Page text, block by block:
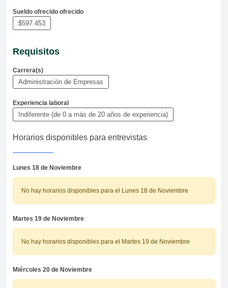
Sueldo ofrecido ofrecido
$597.453
Requisitos
Carrera(s)
Administración de Empresas
Experiencia laboral
Indiferente (de 0 a más de 20 años de experiencia)
Horarios disponibles para entrevistas
Lunes 18 de Noviembre
No hay horarios disponibles para el Lunes 18 de Noviembre
Martes 19 de Noviembre
No hay horarios disponibles para el Martes 19 de Noviembre
Miércoles 20 de Noviembre